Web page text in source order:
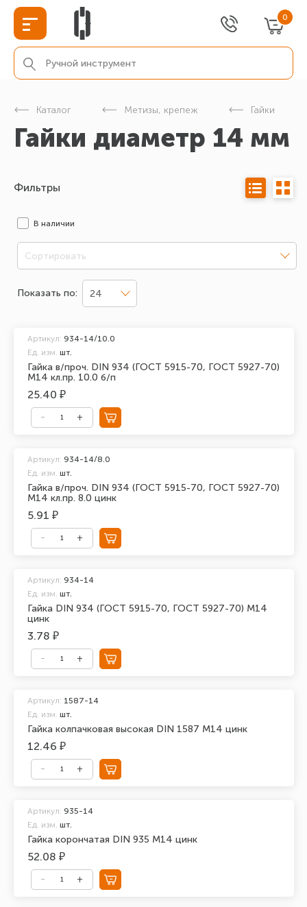
0
Каталог Метизы, крепеж Гайки
Гайки диаметр 14 мм
Фильтры
В наличии
Сортировать
Показать по: 24
Гайка в/проч. DIN 934 (ГОСТ 5915-70, ГОСТ 5927-70)
М14 кл.пр. 10.0 б/п
Артикул: 934-14/10.0
Ед. изм. шт.
25.40 ₽
Гайка в/проч. DIN 934 (ГОСТ 5915-70, ГОСТ 5927-70)
М14 кл.пр. 8.0 цинк
Артикул: 934-14/8.0
Ед. изм. шт.
5.91 ₽
Гайка DIN 934 (ГОСТ 5915-70, ГОСТ 5927-70) М14
цинк
Артикул: 934-14
Ед. изм. шт.
3.78 ₽
Гайка колпачковая высокая DIN 1587 М14 цинк
Артикул: 1587-14
Ед. изм. шт.
12.46 ₽
Гайка корончатая DIN 935 М14 цинк
Артикул: 935-14
Ед. изм. шт.
52.08 ₽